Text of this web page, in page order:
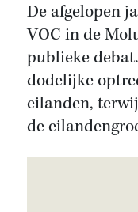
De afgelopen
VOC in de
publieke
dodelijke
eilanden,
de